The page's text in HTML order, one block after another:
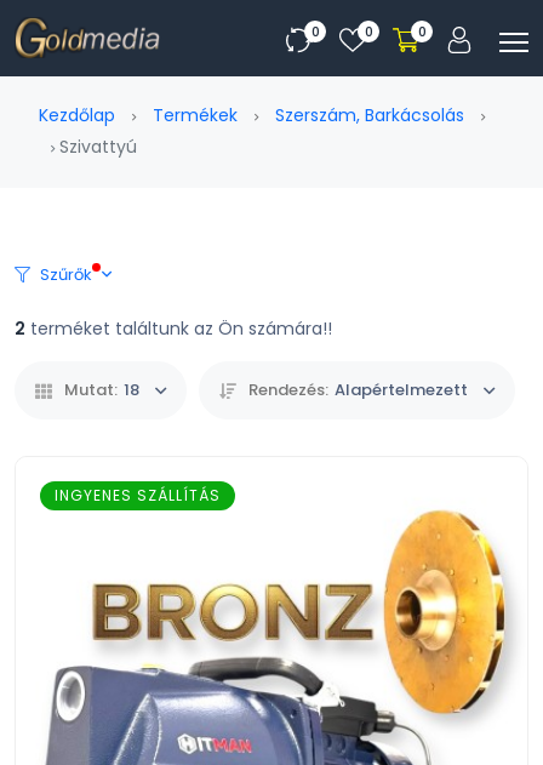
0 0 0
Kezdőlap Termékek
Szerszám, Barkácsolás
Szivattyú
Szűrők
2 terméket találtunk az Ön számára!!
Mutat: 18 Rendezés: Alapértelmezett
INGYENES SZÁLLÍTÁS